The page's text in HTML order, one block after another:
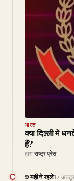
भारत
क्या दिल्ली में
हैं?
द्वारा राष्ट्र प्रेस
9 महीने पहले17